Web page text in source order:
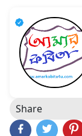
Share